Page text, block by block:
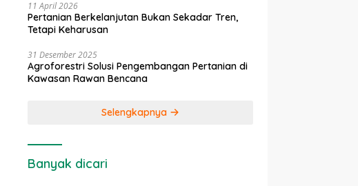
11 April 2026
Pertanian Berkelanjutan Bukan Sekadar Tren,
Tetapi Keharusan
31 Desember 2025
Agroforestri Solusi Pengembangan Pertanian di
Kawasan Rawan Bencana
Selengkapnya
Banyak dicari